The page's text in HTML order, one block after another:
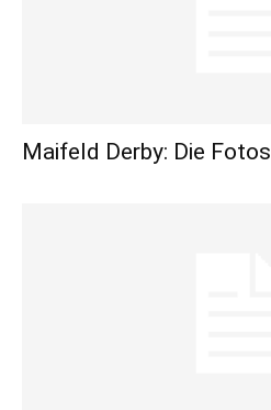
Maifeld Derby: Die Fotos